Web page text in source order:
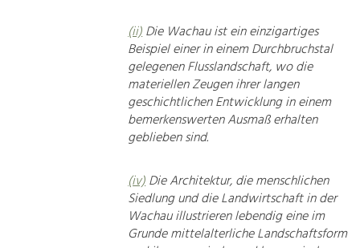
Klimawandel, öffentlicher Verkehr und
erneuerbare Energie
Steigerung regionaler Wertschöpfung
(ii)Die Wachau ist ein einzigartiges
Beispiel einer in einem Durchbruchstal
gelegenen Flusslandschaft, wo die
materiellen Zeugen ihrer langen
geschichtlichen Entwicklung in einem
bemerkenswerten Ausmaß erhalten
geblieben sind.
(iv)Die Architektur, die menschlichen
Siedlung und die Landwirtschaft in der
Wachau illustrieren lebendig eine im
Grunde mittelalterliche Landschaftsform